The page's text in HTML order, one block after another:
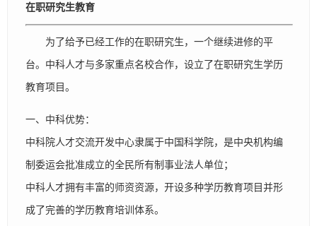
在职研究生教育
为了给予已经工作的在职研究生，一个继续进修的平
台。中科人才与多家重点名校合作，设立了在职研究生学历
教育项目。
一、中科优势：
中科院人才交流开发中心隶属于中国科学院，是中央机构编
制委运会批准成立的全民所有制事业法人单位；
中科人才拥有丰富的师资资源，开设多种学历教育项目并形
成了完善的学历教育培训体系。